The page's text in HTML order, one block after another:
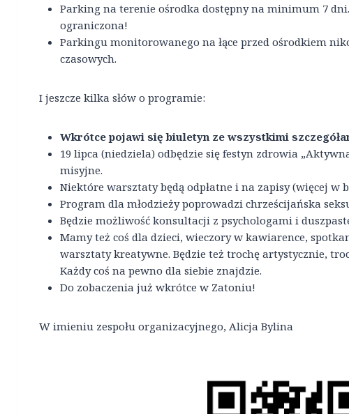
Parking na terenie ośrodka dostępny na minimum 7
ograniczona!
Parkingu monitorowanego na łące przed ośrodkiem
czasowych.
I jeszcze kilka słów o programie:
Wkrótce pojawi się biuletyn ze wszystkimi
19 lipca (niedziela) odbędzie się festyn zdrowia
misyjne.
Niektóre warsztaty będą odpłatne i na zapisy (więcej w
Program dla młodzieży poprowadzi chrześcijańska
Będzie możliwość konsultacji z psychologami i
Mamy też coś dla dzieci, wieczory w kawiarence,
warsztaty kreatywne. Będzie też trochę artystycznie,
Każdy coś na pewno dla siebie znajdzie.
Do zobaczenia już wkrótce w Zatoniu!
W imieniu zespołu organizacyjnego, Alicja Bylina